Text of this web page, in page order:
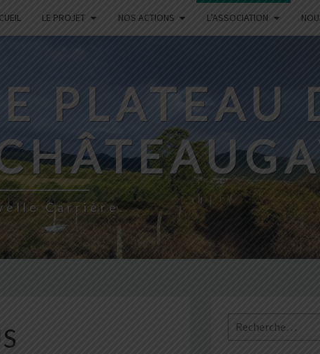
LE PROJET NOS ACTIONS L’ASSOCIATION
PLATEAU
Carrière.
Rechercher :